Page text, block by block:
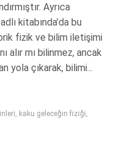
Ayrıca
kitabında’da bu
fizik ve bilim iletişimi
alır mı bilinmez, ancak
yola çıkarak, bilimi...
kaku geleceğin fiziği